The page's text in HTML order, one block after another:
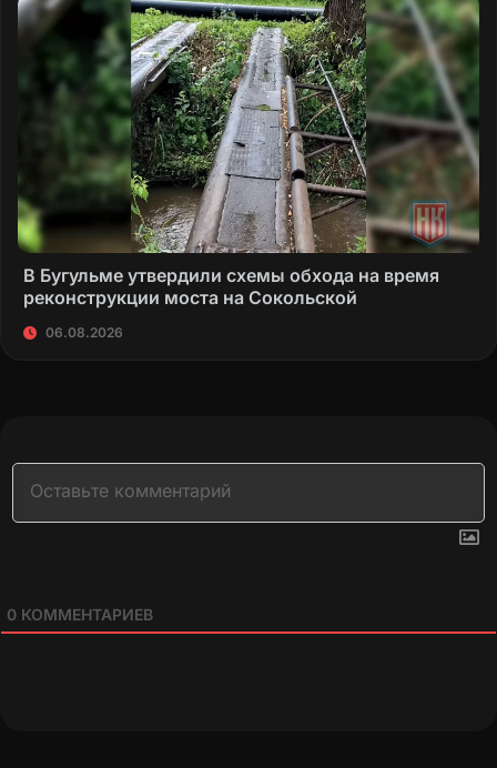
В Бугульме утвердили схемы обхода на время
реконструкции моста на Сокольской
06.08.2026
0 КОММЕНТАРИЕВ